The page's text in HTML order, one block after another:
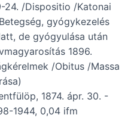
24. /Dispositio /Katonai
gyógykezelés
de gyógyulása után
1896.
/Obitus /Massa
1874. ápr. 30. -
1944, 0,04 ifm